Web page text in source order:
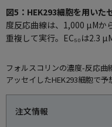
図5：HEK293細胞を用いた
度反応曲線は、1,000 µMか
重複して実行。EC₅₀は2.3
フォルスコリンの濃度-反応曲
アッセイしたHEK293細胞で予
注文情報